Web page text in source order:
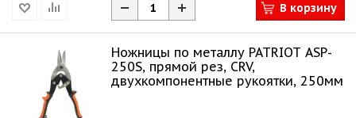
В корзину
Ножницы по металлу PATRIOT ASP-
250S, прямой рез, CRV,
двухкомпонентные рукоятки, 250мм